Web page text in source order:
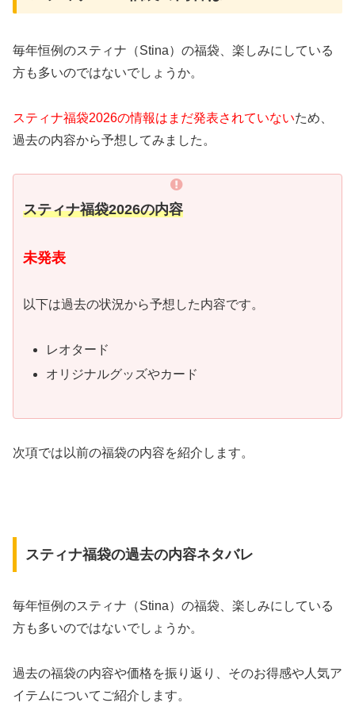
毎年恒例のスティナ（Stina）の福袋、楽しみにしている
方も多いのではないでしょうか。
スティナ福袋2026の情報はまだ発表されていないため、
過去の内容から予想してみました。
スティナ福袋2026の内容
未発表
以下は過去の状況から予想した内容です。
レオタード
オリジナルグッズやカード
次項では以前の福袋の内容を紹介します。
スティナ福袋の過去の内容ネタバレ
毎年恒例のスティナ（Stina）の福袋、楽しみにしている
方も多いのではないでしょうか。
過去の福袋の内容や価格を振り返り、そのお得感や人気ア
イテムについてご紹介します。